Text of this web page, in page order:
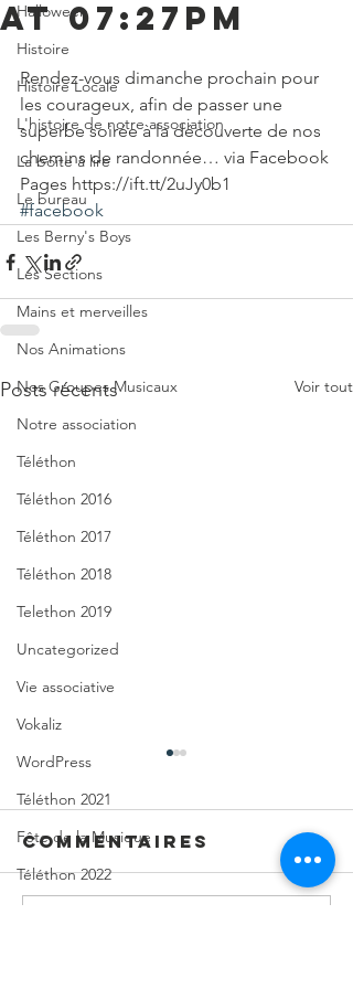
Halloween
Histoire
Histoire Locale
L'histoire de notre association
La boite à lire
Le bureau
Les Berny's Boys
Les Sections
Mains et merveilles
Nos Animations
Nos Groupes Musicaux
Notre association
Téléthon
Téléthon 2016
Téléthon 2017
Téléthon 2018
Telethon 2019
Uncategorized
Vie associative
Vokaliz
WordPress
Téléthon 2021
Fête de la Musique
Téléthon 2022
Soirées dansantes & cabaret
at 07:27PM
Rendez-vous dimanche prochain pour
les courageux, afin de passer une
superbe soirée à la découverte de nos
chemins de randonnée… via Facebook
Pages https://ift.tt/2uJy0b1
#facebook
Posts récents Voir tout
Commentaires